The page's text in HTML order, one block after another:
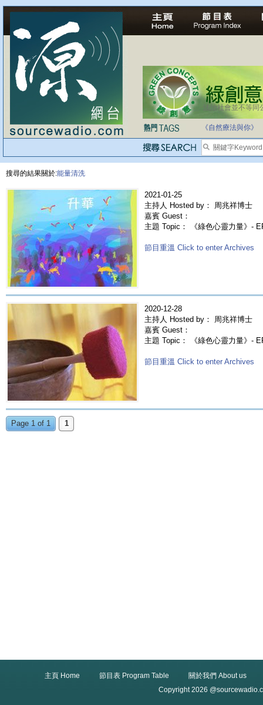
法治社會並不等同
自家教育合法化-
《自然療法與你》
搜尋的結果關於:能量清洗
2021-01-25
主持人 Hosted by： 周兆祥博士
嘉賓 Guest：
主題 Topic： 《綠色心靈力量》-
節目重溫 Click to enter Archives
2020-12-28
主持人 Hosted by： 周兆祥博士
嘉賓 Guest：
主題 Topic： 《綠色心靈力量》-
節目重溫 Click to enter Archives
Page 1 of 1 1
主頁 Home 節目表 Program Table
關於我們 About us
Copyright 2026